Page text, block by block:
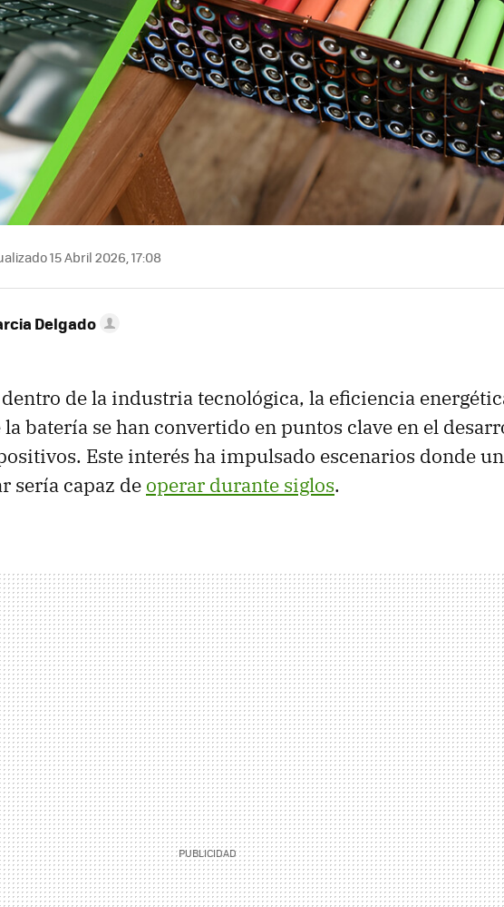
15 Abril 2026, 17:08
Delgado
de la industria tecnológica, la eficiencia
batería se han convertido en puntos clave en el
Este interés ha impulsado escenarios donde un
sería capaz de operar durante siglos.